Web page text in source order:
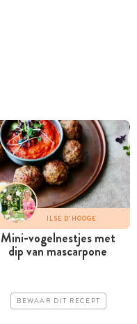
ILSE D'HOOGE
Mini-vogelnestjes met
dip van mascarpone
BEWAAR DIT RECEPT